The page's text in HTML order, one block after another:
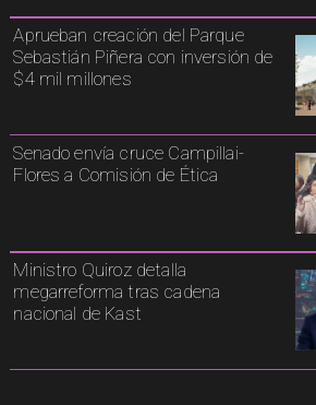
Aprueban creación del Parque
Sebastián Piñera con inversión de
$4 mil millones
Senado envía cruce Campillai-
Flores a Comisión de Ética
Ministro Quiroz detalla
megarreforma tras cadena
nacional de Kast